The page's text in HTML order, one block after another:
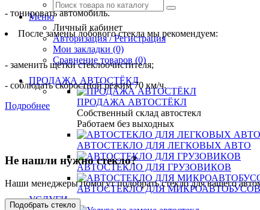
Меню
Личный кабинет
Авторизация / Регистрация
Мои закладки (0)
Сравнение товаров (0)
ПРОДАЖА АВТОСТЁКЛ
ПРОДАЖА АВТОСТЁКЛ
Собственный склад автостекл
Работаем без выходных
АВТОСТЕКЛО ДЛЯ ЛЕГКОВЫХ АВТО
АВТОСТЕКЛО ДЛЯ ГРУЗОВИКОВ
АВТОСТЕКЛО ДЛЯ МИКРОАВТОБУСОВ
УСЛУГИ
- тонировать автомобиль.
После замены лобового стекла мы рекомендуем:
- заменить щётки стеклоочистителя;
- соблюдать скоростной режим 70 км/ч.
Подробнее
Не нашли нужно стекло?
Наши менеджеры помогут подобрать стекло для вашего
Подобрать стекло